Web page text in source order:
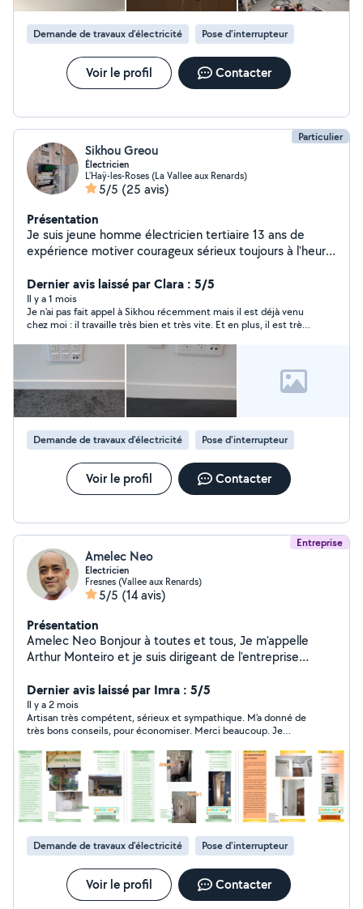
Demande de travaux d’électricité Pose d'interrupteur
Voir le profil Contacter
Particulier
Sikhou Greou
Électricien
L'Haÿ-les-Roses (La Vallee aux Renards)
5/5 (25 avis)
Présentation
Je suis jeune homme électricien tertiaire 13 ans de
expérience motiver courageux sérieux toujours à l'heure
actif !
Dernier avis laissé par Clara : 5/5
Il y a 1 mois
Je n'ai pas fait appel à Sikhou récemment mais il est déjà venu
chez moi : il travaille très bien et très vite. Et en plus, il est très
Demande de travaux d’électricité Pose d'interrupteur
Voir le profil Contacter
Entreprise
Amelec Neo
Electricien
Fresnes (Vallee aux Renards)
5/5 (14 avis)
Présentation
Amelec Neo Bonjour à toutes et tous, Je m'appelle
Arthur Monteiro et je suis dirigeant de l'entreprise
(94260). Certifié IRVE P1 & P2. J'interviens dans la
région pour tous types de travaux d'électricité du
bâtiment : dépannage, rénovation, extensions,
modifications et installation de bornes de recharge.
Soucieux de la qualité de service et de la satisfaction
client, je travaille toujours en collaboration avec mes
clients afin de proposer des solutions techniques et
économiques adaptées à chaque projet. Polyvalent et
bricoleur, je propose également des prestations
d'aménagement intérieur (pose de cuisine,
électroménager et petite plomberie, meubles, placards
et dressing). Je m'engage à fournir un travail soigné,
garanti et assuré (RC Pro et décennale), avec des devis
gratuits et des tarifs raisonnables. Ne cherchez plus,
Dernier avis laissé par Imra : 5/5
Il y a 2 mois
Artisan très compétent, sérieux et sympathique. M'a donné de
très bons conseils, pour économiser. Merci beaucoup. Je
Demande de travaux d’électricité Pose d'interrupteur
Voir le profil Contacter